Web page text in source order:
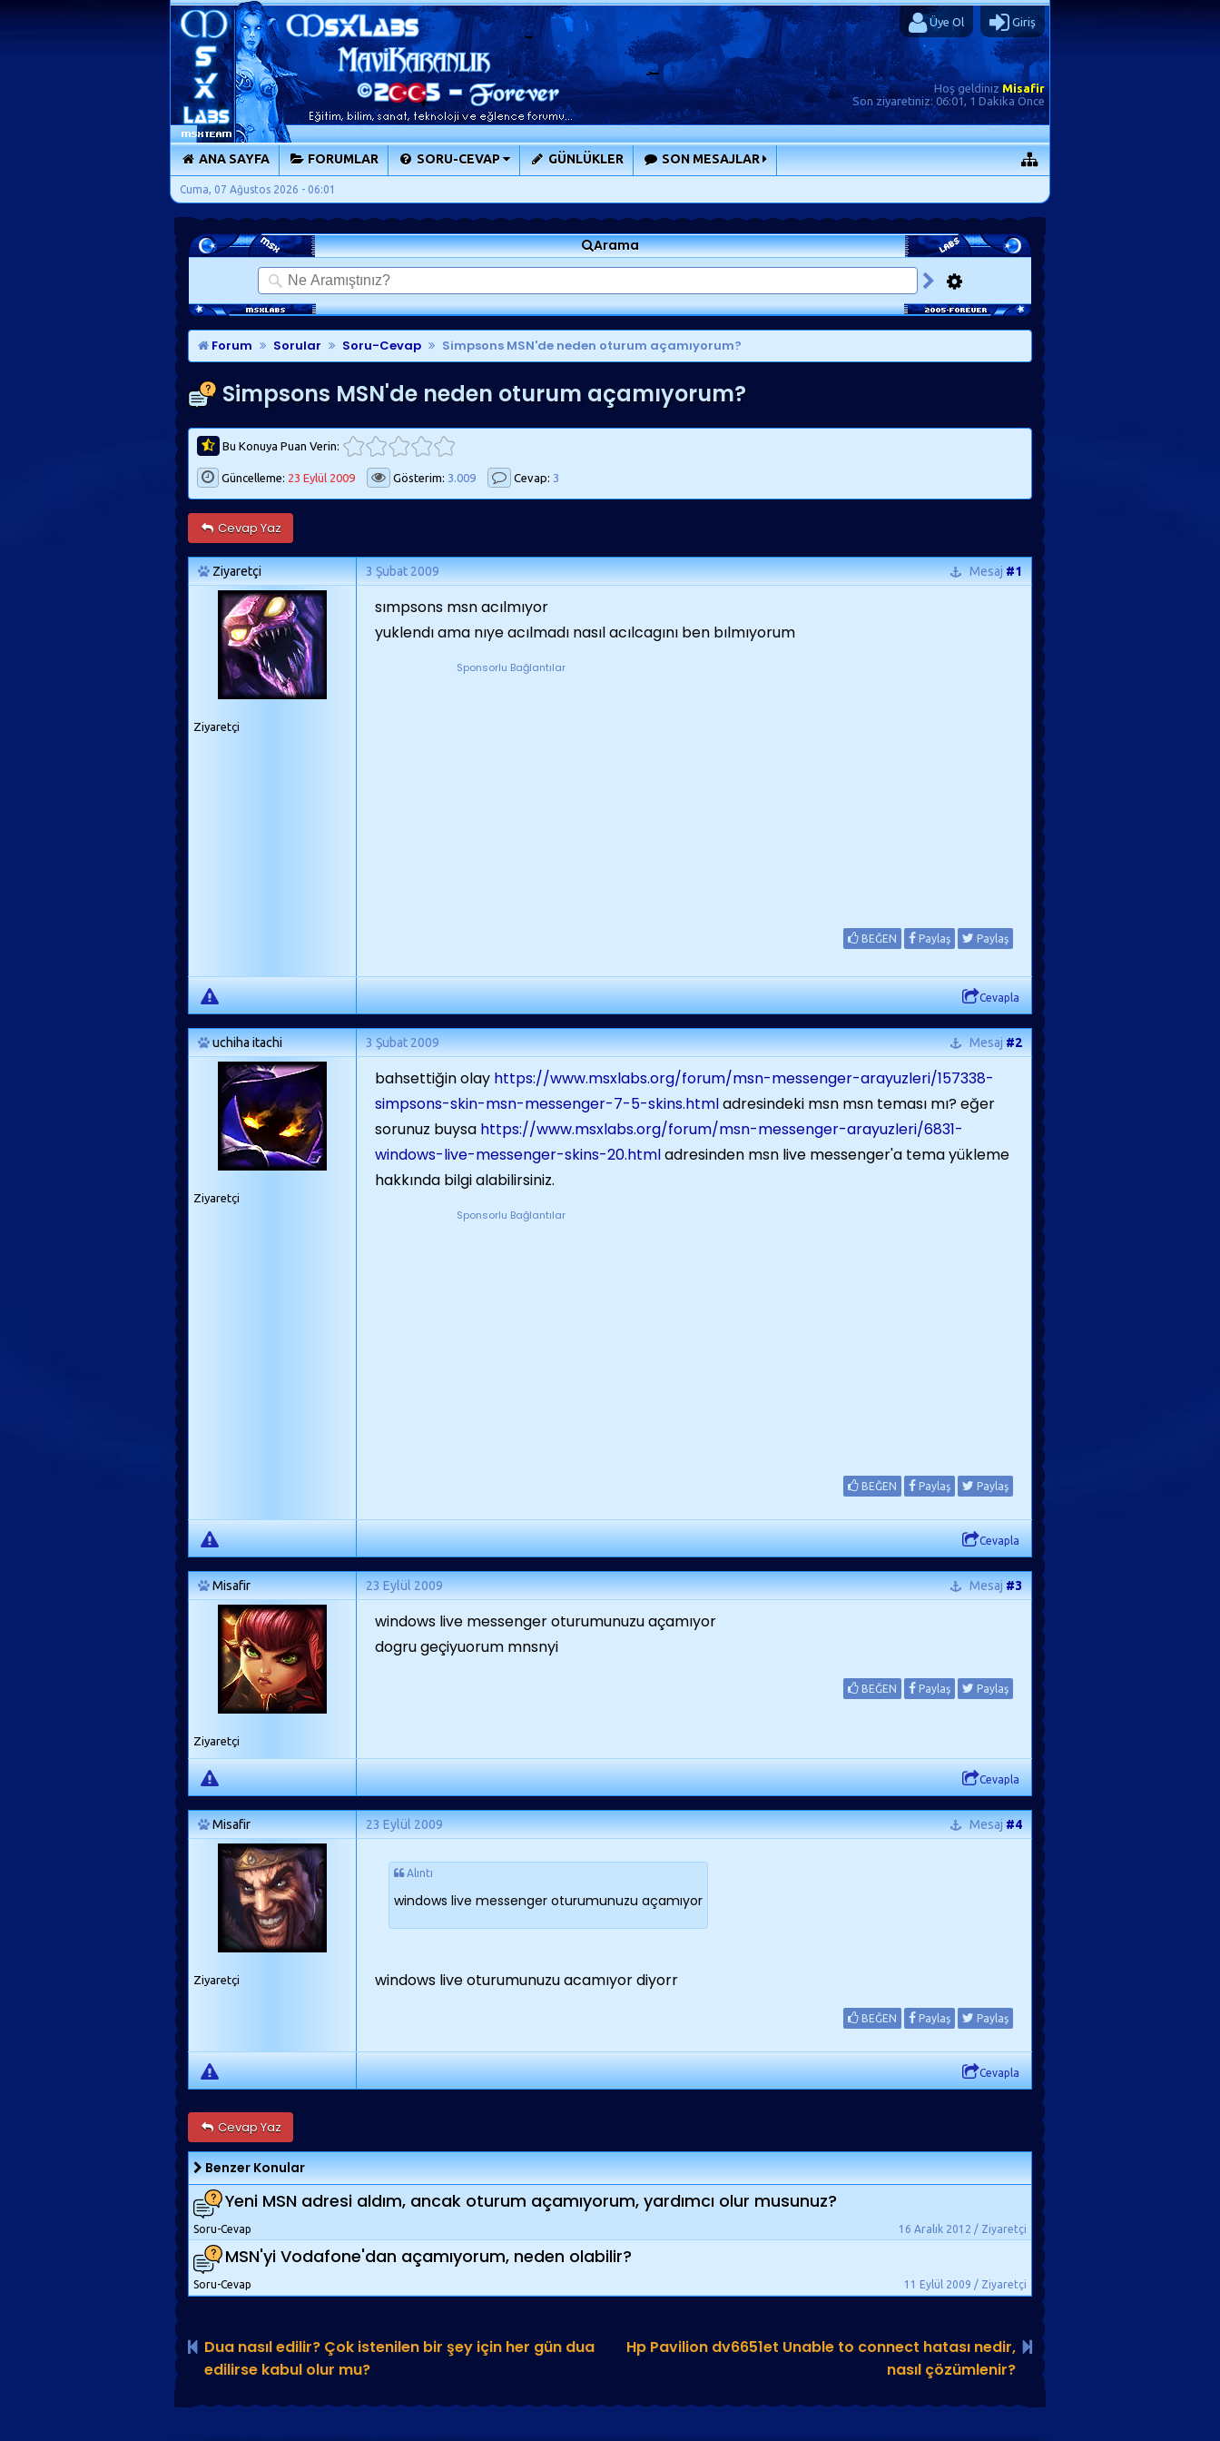
Üye Ol Giriş
Hoş geldiniz Misafir
Son ziyaretiniz:06:01, 1 Dakika Önce
ANA SAYFA FORUMLAR SORU-CEVAP GÜNLÜKLER SON MESAJLAR
Cuma, 07 Ağustos 2026 - 06:01
Arama
Forum Sorular Soru-Cevap Simpsons MSN'de neden oturum açamıyorum?
Simpsons MSN'de neden oturum açamıyorum?
Bu Konuya Puan Verin:
Güncelleme: 23 Eylül 2009 Gösterim: 3.009 Cevap: 3
Cevap Yaz
Ziyaretçi 3 Şubat 2009 Mesaj#1
Ziyaretçi
sımpsons msn acılmıyor
yuklendı ama nıye acılmadı nasıl acılcagını ben bılmıyorum
Sponsorlu Bağlantılar
BEĞEN Paylaş Paylaş
Cevapla
uchiha itachi 3 Şubat 2009 Mesaj#2
Ziyaretçi
bahsettiğin olay https://www.msxlabs.org/forum/msn-messenger-arayuzleri/157338-
simpsons-skin-msn-messenger-7-5-skins.htmladresindeki msn msn teması mı? eğer
sorunuz buysa https://www.msxlabs.org/forum/msn-messenger-arayuzleri/6831-
windows-live-messenger-skins-20.htmladresinden msn live messenger'a tema yükleme
hakkında bilgi alabilirsiniz.
Sponsorlu Bağlantılar
BEĞEN Paylaş Paylaş
Cevapla
Misafir 23 Eylül 2009 Mesaj#3
Ziyaretçi
windows live messenger oturumunuzu açamıyor
dogru geçiyuorum mnsnyi
BEĞEN Paylaş Paylaş
Cevapla
Misafir 23 Eylül 2009 Mesaj#4
Ziyaretçi
Alıntı
windows live messenger oturumunuzu açamıyor
windows live oturumunuzu acamıyor diyorr
BEĞEN Paylaş Paylaş
Cevapla
Cevap Yaz
Benzer Konular
Yeni MSN adresi aldım, ancak oturum açamıyorum, yardımcı olur musunuz?
16 Aralık 2012 / Ziyaretçi
Soru-Cevap
MSN'yi Vodafone'dan açamıyorum, neden olabilir?
11 Eylül 2009 / Ziyaretçi
Soru-Cevap
Dua nasıl edilir? Çok istenilen bir şey için her gün dua
edilirse kabul olur mu?
Hp Pavilion dv6651et Unable to connect hatası nedir,
nasıl çözümlenir?